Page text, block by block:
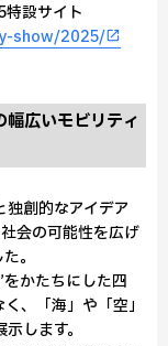
設サイト
show/2025/
広いモビリティ
創的なアイデア
会の可能性を広げ
。
かたちにした四
、「海」や「空」
します。